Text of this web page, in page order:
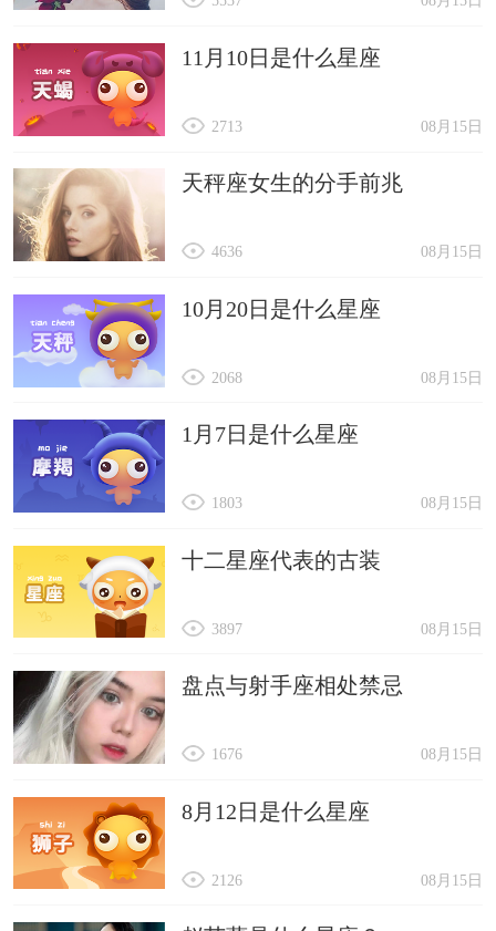
11月10日是什么星座
08月15日
2713
天秤座女生的分手前兆
08月15日
4636
10月20日是什么星座
08月15日
2068
1月7日是什么星座
08月15日
1803
十二星座代表的古装
08月15日
3897
盘点与射手座相处禁忌
08月15日
1676
8月12日是什么星座
08月15日
2126